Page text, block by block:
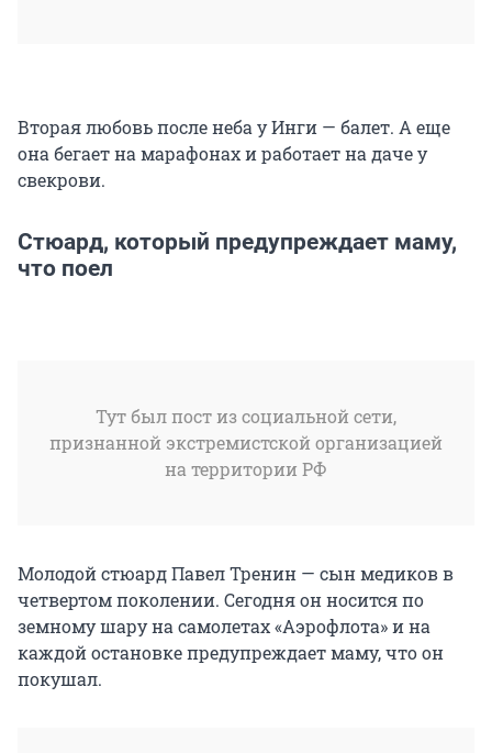
Вторая любовь после неба у Инги — балет. А еще
она бегает на марафонах и работает на даче у
свекрови.
Стюард, который предупреждает маму,
что поел
Тут был пост из социальной сети,
признанной экстремистской организацией
на территории РФ
Молодой стюард Павел Тренин — сын медиков в
четвертом поколении. Сегодня он носится по
земному шару на самолетах «Аэрофлота» и на
каждой остановке предупреждает маму, что он
покушал.